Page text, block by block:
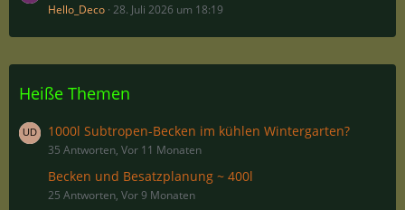
Hello_Deco 28. Juli 2026 um 18:19
Heiße Themen
1000l Subtropen-Becken im kühlen Wintergarten?
35 Antworten, Vor 11 Monaten
Becken und Besatzplanung ~ 400l
25 Antworten, Vor 9 Monaten